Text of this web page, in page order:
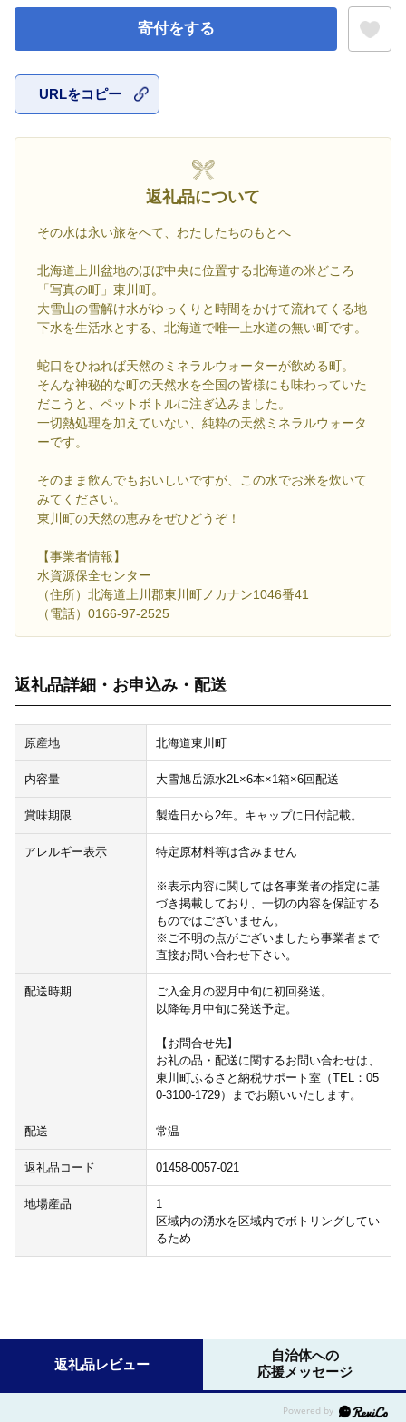
寄付をする
URLをコピー
返礼品について
その水は永い旅をへて、わたしたちのもとへ
北海道上川盆地のほぼ中央に位置する北海道の米どころ
「写真の町」東川町。
大雪山の雪解け水がゆっくりと時間をかけて流れてくる地
下水を生活水とする、北海道で唯一上水道の無い町です。
蛇口をひねれば天然のミネラルウォーターが飲める町。
そんな神秘的な町の天然水を全国の皆様にも味わっていた
だこうと、ペットボトルに注ぎ込みました。
一切熱処理を加えていない、純粋の天然ミネラルウォータ
ーです。
そのまま飲んでもおいしいですが、この水でお米を炊いて
みてください。
東川町の天然の恵みをぜひどうぞ！
【事業者情報】
水資源保全センター
（住所）北海道上川郡東川町ノカナン1046番41
（電話）0166-97-2525
返礼品詳細・お申込み・配送
原産地 北海道東川町
内容量 大雪旭岳源水2L×6本×1箱×6回配送
賞味期限 製造日から2年。キャップに日付記載。
アレルギー表示 特定原材料等は含みません
※表示内容に関しては各事業者の指定に基
づき掲載しており、一切の内容を保証する
ものではございません。
※ご不明の点がございましたら事業者まで
直接お問い合わせ下さい。
配送時期
ご入金月の翌月中旬に初回発送。
以降毎月中旬に発送予定。
【お問合せ先】
お礼の品・配送に関するお問い合わせは、
東川町ふるさと納税サポート室（TEL：05
0-3100-1729）までお願いいたします。
配送 常温
返礼品コード 01458-0057-021
地場産品
1
区域内の湧水を区域内でボトリングしてい
るため
返礼品レビュー
自治体への
応援メッセージ